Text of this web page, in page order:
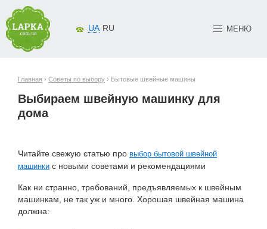
МЕНЮ
UA RU
Главная › Советы по выбору › Бытовые швейные машины
Выбираем швейную машинку для
дома
Читайте свежую статью про выбор бытовой швейной
машинки c новыми советами и рекомендациями
Как ни странно, требований, предъявляемых к швейным
машинкам, не так уж и много. Хорошая швейная машина
должна: